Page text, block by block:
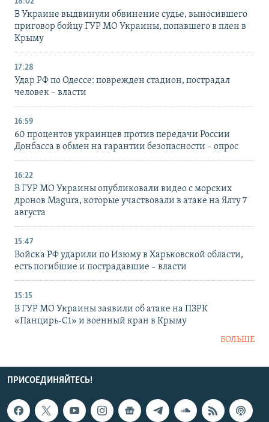
В Украине выдвинули обвинение судье, выносившего
приговор бойцу ГУР МО Украины, попавшего в плен в
Крыму
17:28
Удар РФ по Одессе: поврежден стадион, пострадал
человек – власти
16:59
60 процентов украинцев против передачи России
Донбасса в обмен на гарантии безопасности – опрос
16:22
В ГУР МО Украины опубликовали видео с морских
дронов Magura, которые участвовали в атаке на Ялту 7
августа
15:47
Войска РФ ударили по Изюму в Харьковской области,
есть погибшие и пострадавшие – власти
15:15
В ГУР МО Украины заявили об атаке на ПЗРК
«Панцирь-С1» и военный кран в Крыму
БОЛЬШЕ
ПРИСОЕДИНЯЙТЕСЬ!